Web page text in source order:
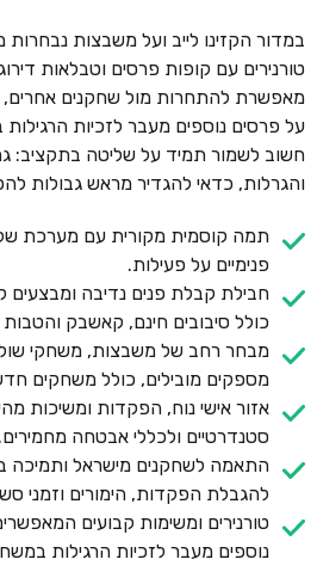
במדור הקזינו לייב ועל משבצות נבחרות
טורנירים עם קופות פרסים וטבלאות
מאפשרת להתחרות מול שחקנים אחרים,
על פרסים נוספים מעבר לזכיות
חשוב לשמור תמיד על שליטה בתקציב:
והגרלות, כדאי להגדיר מראש גבולות
תמה קוסמית מקורית עם מערכת
פנימיים על פעילות.
חבילת קבלת פנים נדיבה ומבצעים
כולל סיבובים חינם, קאשבק והטבות
מבחר רחב של משבצות, משחקי שולחן
מספקים מובילים, כולל משחקים
אזור אישי נוח, הפקדות ומשיכות
סטנדרטיים ולכללי אבטחה מחמירים.
התאמה לשחקנים מישראל
להגבלת הפקדות, הימורים וזמני
טורנירים ומשימות קבועים
נוספים מעבר לזכיות הרגילות